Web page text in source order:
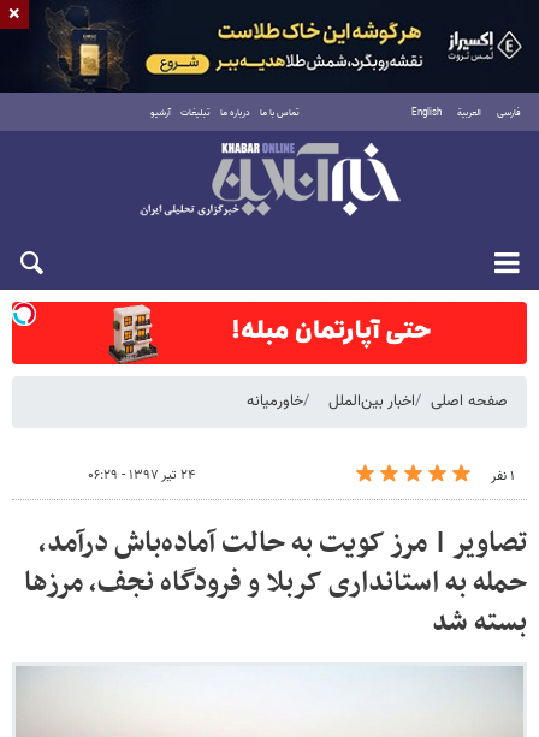
فارسی العربية English تماس با ما درباره ما تبلیغات آرشیو
شنبه ۱۷ مرداد ۱۴۰۵
صفحه اصلی اخبار بین‌الملل خاورمیانه
۱ نفر ۲۴ تیر ۱۳۹۷ - ۰۶:۲۹
تصاویر | مرز کویت به حالت آماده‌باش درآمد،
حمله به استانداری کربلا و فرودگاه نجف، مرزها
بسته شد
×